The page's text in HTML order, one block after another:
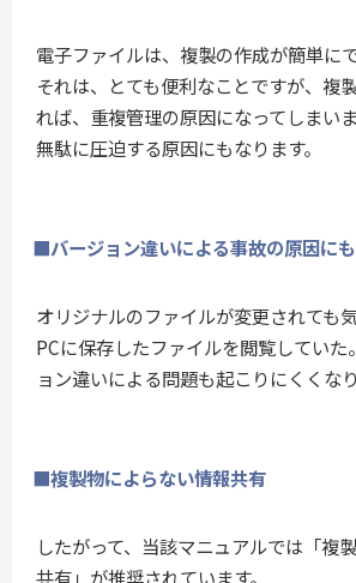
電子ファイルは、複製の作成が簡単に
それは、とても便利なことですが、複
れば、重複管理の原因になってしまい
無駄に圧迫する原因にもなります。
■バージョン違いによる事故の原因にも
オリジナルのファイルが変更されても
PCに保存したファイルを閲覧していた
ョン違いによる問題も起こりにくくなり
■複製物によらない情報共有
したがって、当該マニュアルでは「複
共有」が推奨されています。